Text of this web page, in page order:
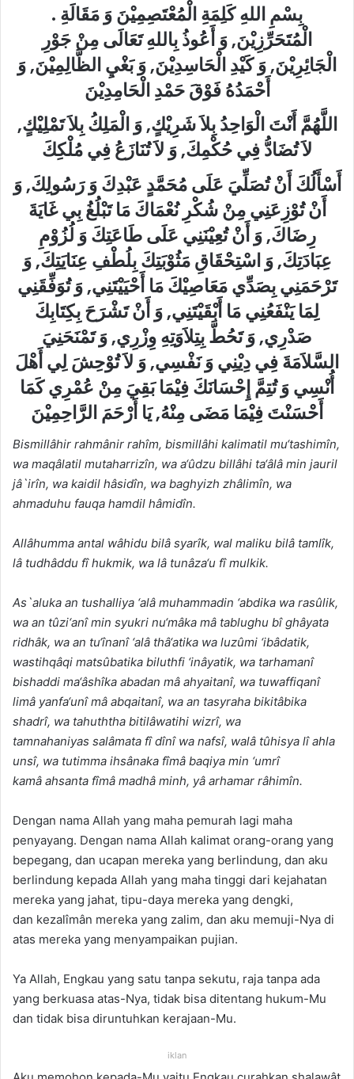
. بِسْمِ اللهِ كَلِمَةِ الْمُعْتَصِمِيْنَ وَ مَقَالَةِ
الْمُتَحَرِّزِيْنَ, وَ أَعُوذُ بِاللهِ تَعَالَى مِنْ جَوْرِ
الْجَائِرِيْنَ, وَ كَيْدِ الْحَاسِدِيْنَ, وَ بَغْيِ الظَّالِمِيْنَ, وَ
أَحْمَدُهُ فَوْقَ حَمْدِ الْحَامِدِيْنَ
اللَّهُمَّ أَنْتَ الْوَاحِدُ بِلاَ شَرِيْكٍ, وَ الْمَلِكُ بِلاَ تَمْلِيْكٍ,
لاَ تُضَادُّ فِي حُكْمِكَ, وَ لاَ تُنَازَعُ فِي مُلْكِكَ
أَسْأَلُكَ أَنْ تُصَلِّيَ عَلَى مُحَمَّدٍ عَبْدِكَ وَ رَسُولِكَ, وَ
أَنْ تُوْزِعَنِي مِنْ شُكْرِ نُعْمَاكَ مَا تَبْلُغُ بِي غَايَةَ
رِضَاكَ, وَ أَنْ تُعِيْنَنِي عَلَى طَاعَتِكَ وَ لُزُوْمِ
‏عِبَادَتِكَ, وَ اسْتِحْقَاقِ مَثُوْبَتِكَ بِلُطْفِ عِنَايَتِكَ, وَ
تَرْحَمَنِي بِصَدِّي مَعَاصِيْكَ مَا أَحْيَيْتَنِي, وَ تُوَفِّقَنِي
لِمَا يَنْفَعُنِي مَا أَبْقَيْتَنِي, وَ أَنْ تَشْرَحَ ‏بِكِتَابِكَ
صَدْرِي, وَ تَحُطَّ بِتِلاَوَتِهِ وِزْرِي, وَ تَمْنَحَنِيَ
السَّلاَمَةَ فِي دِيْنِي وَ نَفْسِي, وَ لاَ تُوْحِشَ لِي أَهْلَ
أُنْسِي وَ تُتِمَّ إِحْسَانَكَ فِيْمَا بَقِيَ مِنْ ‏عُمْرِي كَمَا
أَحْسَنْتَ فِيْمَا مَضَى مِنْهُ, يَا أَرْحَمَ الرَّاحِمِيْنَ
Bismillâhir rahmânir rahîm, bismillâhi kalimatil mu‘tashimîn,
wa maqâlatil mutaharrizîn, wa a‘ûdzu billâhi ta‘âlâ min jauril
jâ`irîn, wa kaidil hâsidîn, wa baghyizh zhâlimîn, wa
ahmaduhu fauqa hamdil hâmidîn.
Allâhumma antal wâhidu bilâ syarîk, wal maliku bilâ tamlîk,
lâ tudhâddu fî hukmik, wa lâ tunâza‘u fî‎mulkik.
As`aluka an tushalliya ‘alâ muhammadin ‘abdika wa rasûlik,
wa an tûzi‘anî min syukri nu‘mâka mâ ‎tablughu bî ghâyata
ridhâk, wa an tu‘înanî ‘alâ thâ‘atika wa luzûmi ‘ibâdatik,
wastihqâqi matsûbatika ‎biluthfi ‘inâyatik, wa tarhamanî
bishaddi ma‘âshîka abadan mâ ahyaitanî, wa tuwaffiqanî
limâ yanfa‘unî‎mâ abqaitanî, wa an tasyraha bikitâbika
shadrî, wa tahuththa bitilâwatihi wizrî, wa
tamnahaniyas ‎salâmata fî dînî wa nafsî, walâ tûhisya lî ahla
unsî, wa tutimma ihsânaka fîmâ baqiya min ‘umrî
kamâ ‎ahsanta fîmâ madhâ minh, yâ arhamar râhimîn.
Dengan nama Allah yang maha pemurah lagi maha
penyayang. Dengan nama Allah kalimat orang-orang yang
bepegang, dan ucapan mereka yang berlindung, dan aku
berlindung kepada Allah yang maha tinggi dari kejahatan
mereka yang jahat, tipu-daya mereka yang dengki,
dan kezalîmân mereka yang zalim, dan aku memuji-Nya di
atas mereka yang menyampaikan pujian.
Ya Allah, Engkau yang satu tanpa sekutu, raja tanpa ada
yang berkuasa atas-Nya, tidak bisa ditentang hukum-Mu
dan tidak bisa diruntuhkan kerajaan-Mu.
iklan